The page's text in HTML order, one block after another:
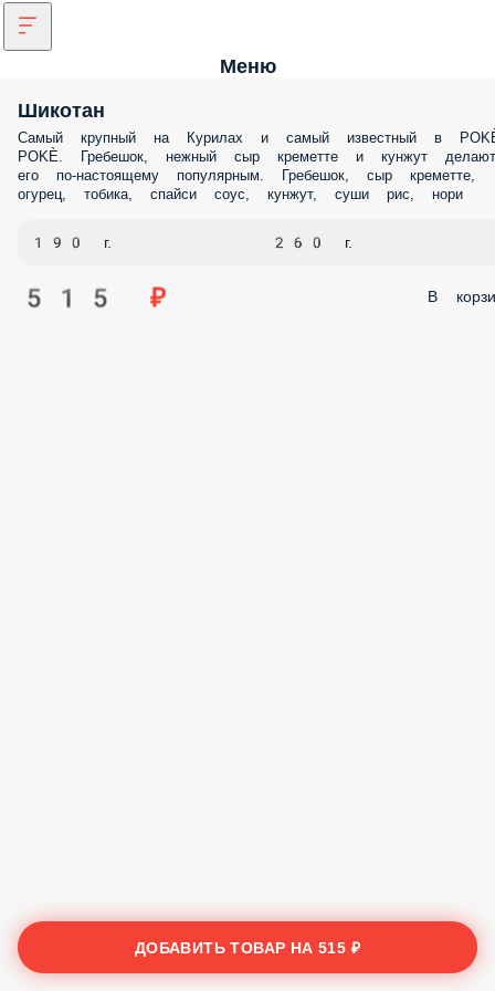
Меню
Шикотан
Самый крупный на Курилах и самый известный в
POKÈ. Гребешок, нежный сыр креметте и кунжут делают
его по-настоящему популярным. Гребешок, сыр креметте,
огурец, тобика, спайси соус, кунжут, суши рис, нори
190 г. 260 г.
515 ₽ В
ДОБАВИТЬ ТОВАР НА515 ₽